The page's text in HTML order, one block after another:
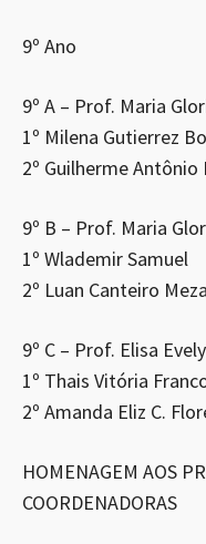
9º Ano
9º A – Prof. Maria
1º Milena Gutierrez
2º Guilherme
9º B – Prof. Maria
1º Wlademir Samuel
2º Luan Canteiro Meza
9º C – Prof. Elisa
1º Thais Vitória
2º Amanda Eliz C.
HOMENAGEM AOS
COORDENADORAS